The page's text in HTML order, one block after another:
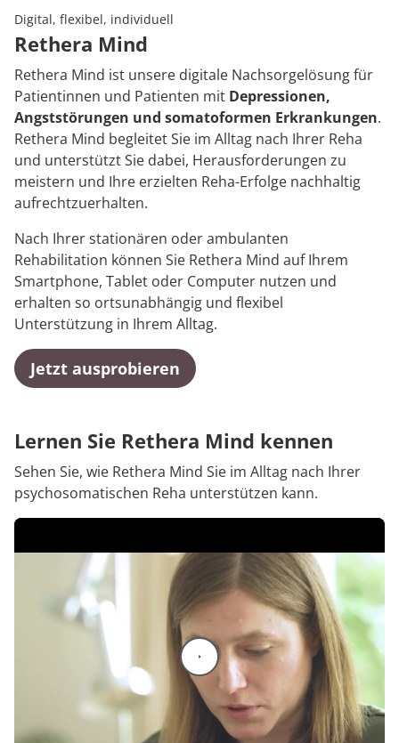
Karriere
Digital, flexibel, individuell
Rethera Mind
Rethera Mind ist unsere digitale Nachsorgelösung für
Patientinnen und Patienten mit Depressionen,
Angststörungen und somatoformen Erkrankungen.
Rethera Mind begleitet Sie im Alltag nach Ihrer Reha
und unterstützt Sie dabei, Herausforderungen zu
meistern und Ihre erzielten Reha-Erfolge nachhaltig
aufrechtzuerhalten.
Nach Ihrer stationären oder ambulanten
Rehabilitation können Sie Rethera Mind auf Ihrem
Smartphone, Tablet oder Computer nutzen und
erhalten so ortsunabhängig und flexibel
Unterstützung in Ihrem Alltag.
Jetzt ausprobieren
Lernen Sie Rethera Mind kennen
Sehen Sie, wie Rethera Mind Sie im Alltag nach Ihrer
psychosomatischen Reha unterstützen kann.
Video abspielen